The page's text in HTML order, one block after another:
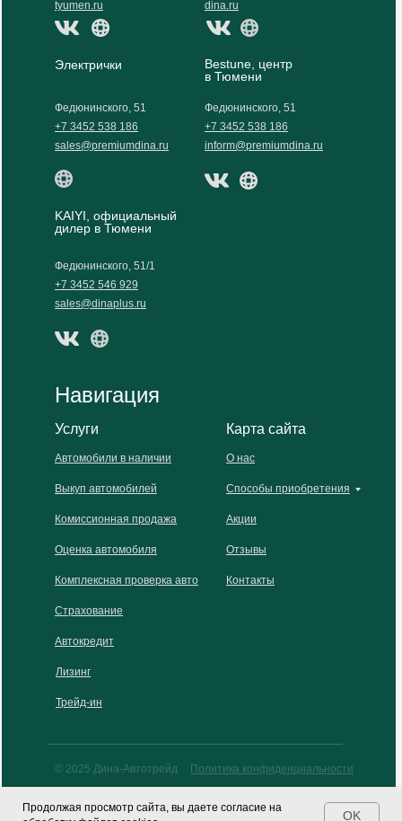
dina.ru
Федюнинского, 51/1
+7 3452 546 929
sales@dinaplus.ru
tyumen.ru
KAIYI, официальный
дилер в Тюмени
Электрички
Федюнинского, 51
+7 3452 538 186
sales@premiumdina.ru
Навигация
Карта сайта
О нас
Способы приобретения
Акции
Отзывы
Контакты
Услуги
Автомобили в наличии
Выкуп автомобилей
Комиссионная продажа
Оценка автомобиля
Комплексная проверка авто
Страхование
Автокредит
Лизинг
Трейд-ин
© 2025 Дина-Автотрейд
Политика конфиденциальности
Сайт разработан digital-агентством
Bestune, центр
в Тюмени
Федюнинского, 51
+7 3452 538 186
inform@premiumdina.ru
Продолжая просмотр сайта, вы даете согласие на
OK